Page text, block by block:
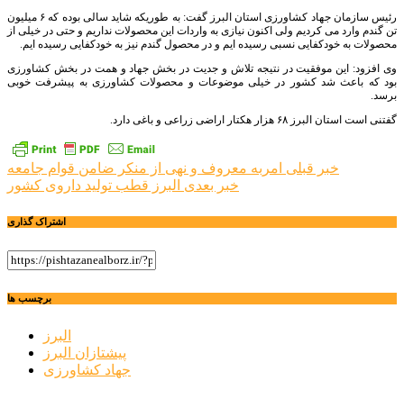
رئیس سازمان جهاد کشاورزی استان البرز گفت: به طوریکه شاید سالی بوده که ۶ میلیون
تن گندم وارد می کردیم ولی اکنون نیازی به واردات این محصولات نداریم و حتی در خیلی از
محصولات به خودکفایی نسبی رسیده ایم و در محصول گندم نیز به خودکفایی رسیده ایم.
وی افزود: این موفقیت در نتیجه تلاش و جدیت در بخش جهاد و همت در بخش کشاورزی
بود که باعث شد کشور در خیلی موضوعات و محصولات کشاورزی به پیشرفت خوبی
برسد.
گفتنی است استان البرز ۶۸ هزار هکتار اراضی زراعی و باغی دارد
.
راهبری
نوشته
خبر قبلی امربه معروف و نهی از منکر ضامن قوام جامعه
خبر بعدی البرز قطب تولید داروی کشور
اشتراک گذاری
برچسب ها
البرز
پیشتازان البرز
جهاد کشاورزی